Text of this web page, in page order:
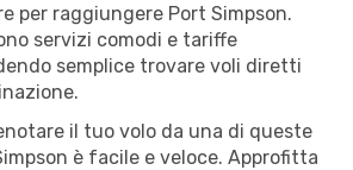
per raggiungere Port Simpson.
servizi comodi e tariffe
semplice trovare voli diretti
il tuo volo da una di queste
è facile e veloce. Approfitta